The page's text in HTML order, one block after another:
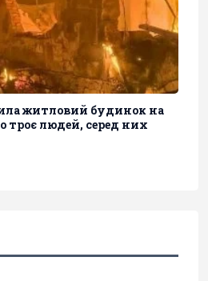
житловий будинок на
троє людей, серед них